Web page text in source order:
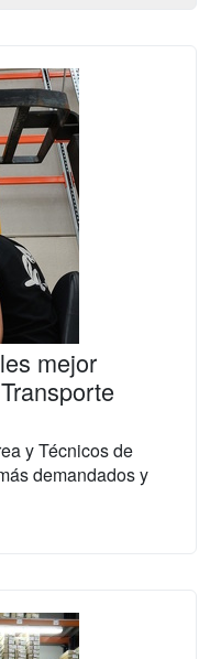
mejor
y Técnicos de
demandados y